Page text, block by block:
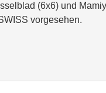
(6x6) und
vorgesehen.